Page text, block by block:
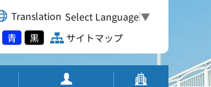
Translation Select Language▼
青 黒 サイトマップ